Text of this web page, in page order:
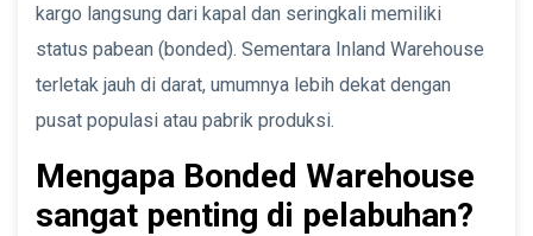
kargo langsung dari kapal dan seringkali memiliki
status pabean (bonded). Sementara Inland Warehouse
terletak jauh di darat, umumnya lebih dekat dengan
pusat populasi atau pabrik produksi.
Mengapa Bonded Warehouse
sangat penting di pelabuhan?